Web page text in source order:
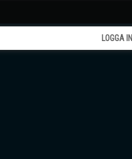
LOGGA IN